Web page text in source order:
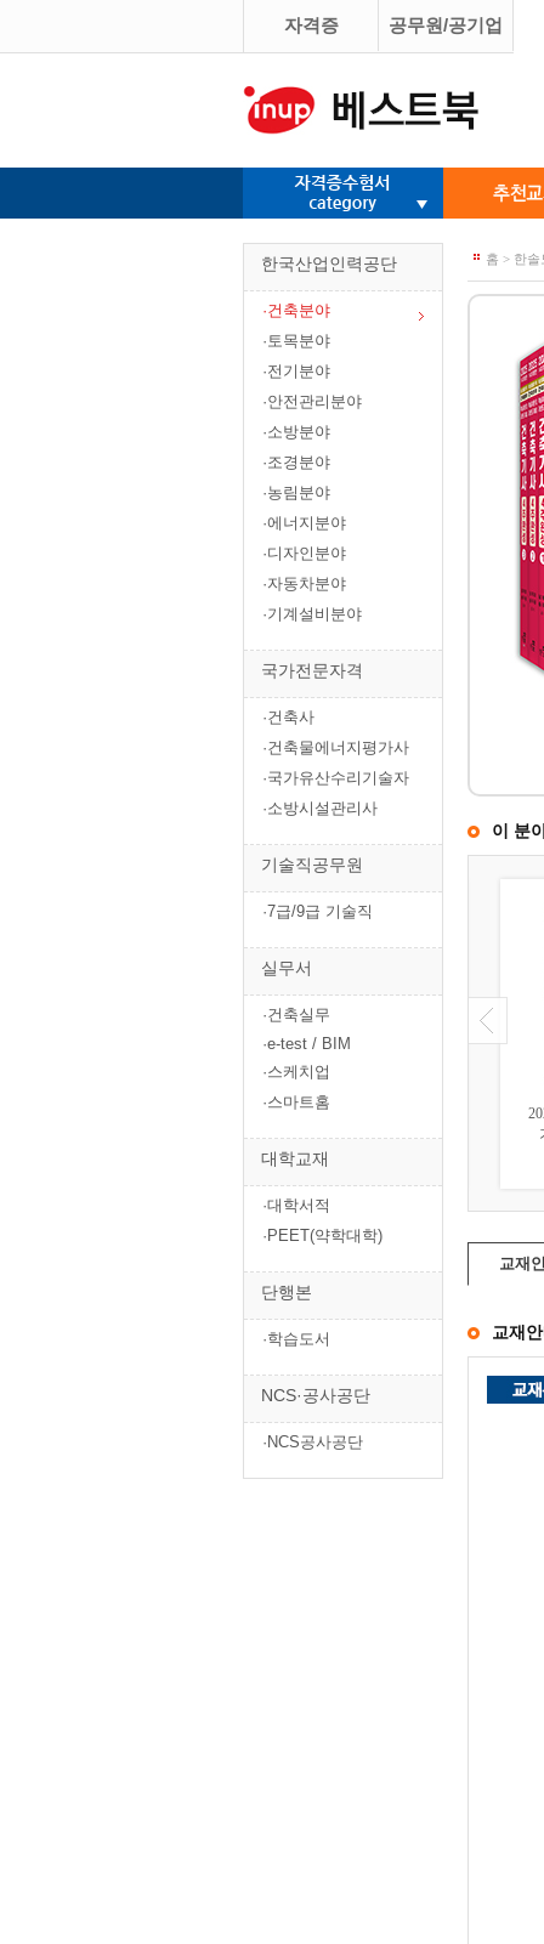
자격증 공무원/공기업
한국산업인력공단
·건축분야
·토목분야
·전기분야
·안전관리분야
·소방분야
·조경분야
·농림분야
·에너지분야
·디자인분야
·자동차분야
·기계설비분야
국가전문자격
·건축사
·건축물에너지평가사
·국가유산수리기술자
·소방시설관리사
기술직공무원
·7급/9급 기술직
실무서
·건축실무
·e-test / BIM
·스케치업
·스마트홈
대학교재
·대학서적
·PEET(약학대학)
단행본
·학습도서
NCS·공사공단
·NCS공사공단
홈 > 한
이 분
2026 건축기사·건축산업
기사필기 시리즈(...
교재
교재